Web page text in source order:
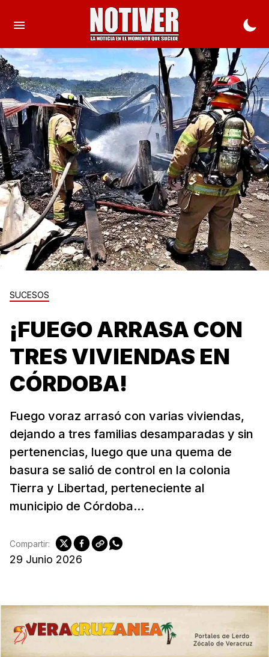
SUCESOS
¡FUEGO ARRASA CON
TRES VIVIENDAS EN
CÓRDOBA!
Fuego voraz arrasó con varias viviendas,
dejando a tres familias desamparadas y sin
pertenencias, luego que una quema de
basura se salió de control en la colonia
Tierra y Libertad, perteneciente al
municipio de Córdoba...
29 Junio 2026
Compartir: